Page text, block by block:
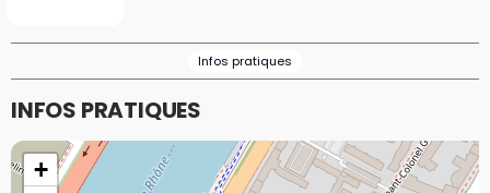
Infos pratiques
INFOS PRATIQUES
+